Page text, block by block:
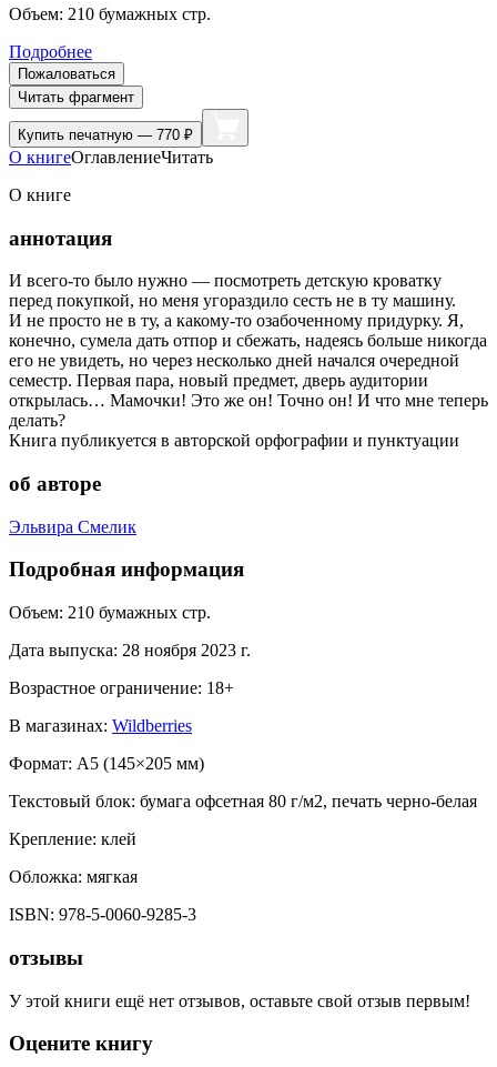
Объем: 210 бумажных стр.
Подробнее
Пожаловаться
Читать фрагмент
Купить печатную — 770 ₽
О книгеОглавлениеЧитать
О книге
аннотация
И всего-то было нужно — посмотреть детскую кроватку
перед покупкой, но меня угораздило сесть не в ту машину.
И не просто не в ту, а какому-то озабоченному придурку. Я,
конечно, сумела дать отпор и сбежать, надеясь больше никогда
его не увидеть, но через несколько дней начался очередной
семестр. Первая пара, новый предмет, дверь аудитории
открылась… Мамочки! Это же он! Точно он! И что мне теперь
делать?
Книга публикуется в авторской орфографии и пунктуации
об авторе
Эльвира Смелик
Подробная информация
Объем: 210 бумажных стр.
Дата выпуска: 28 ноября 2023 г.
Возрастное ограничение: 18+
В магазинах: Wildberries
Формат: A5 (145×205 мм)
Текстовый блок: бумага офсетная 80 г/м2, печать черно-белая
Крепление: клей
Обложка: мягкая
ISBN: 978-5-0060-9285-3
отзывы
У этой книги ещё нет отзывов, оставьте свой отзыв первым!
Оцените книгу